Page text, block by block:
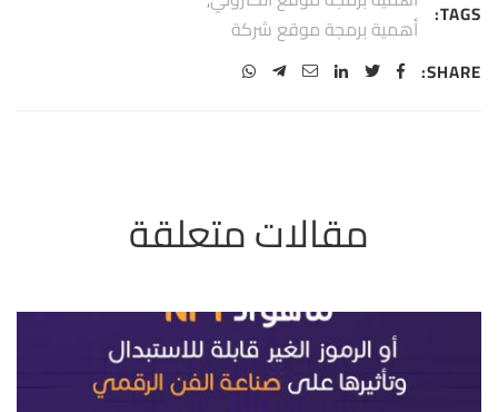
TAGS:
أهمية برمجة موقع شركة
SHARE: